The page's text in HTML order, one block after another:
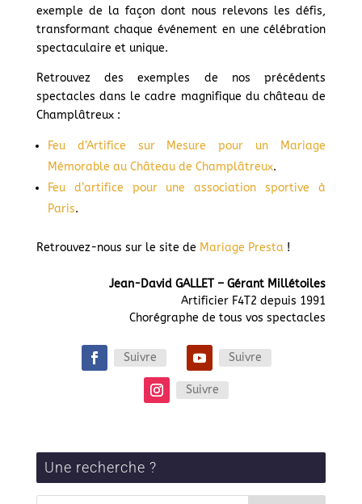
exemple de la façon dont nous relevons les défis,
transformant chaque événement en une célébration
spectaculaire et unique.
Retrouvez des exemples de nos précédents
spectacles dans le cadre magnifique du château de
Champlâtreux :
Feu d’Artifice sur Mesure pour un Mariage
Mémorable au Château de Champlâtreux.
Feu d’artifice pour une association sportive à
Paris.
Retrouvez-nous sur le site de Mariage Presta !
Jean-David GALLET – Gérant Millétoiles
Artificier F4T2 depuis 1991
Chorégraphe de tous vos spectacles
Suivre Suivre
Suivre
Une recherche ?